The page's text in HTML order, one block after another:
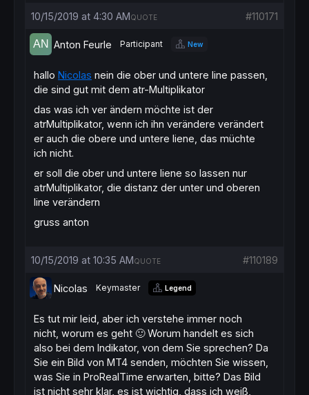
10/15/2019 at 4:30 AM #110171
QUOTE
Anton Feurle Participant New
hallo Nicolas nein die ober und untere line passen,
die sind gut mit dem atr-Multiplikator
das was ich ver ändern möchte ist der
atrMultiplikator, wenn ich ihn verändere verändert
er auch die obere und untere liene, das müchte
ich nicht.
er soll die ober und untere liene so lassen nur
atrMultiplikator, die distanz der unter und oberen
line verändern
gruss anton
10/15/2019 at 10:35 AM #110189
QUOTE
Nicolas Keymaster Legend
Es tut mir leid, aber ich verstehe immer noch
nicht, worum es geht 🙂 Worum handelt es sich
also bei dem Indikator, von dem Sie sprechen? Da
Sie ein Bild von MT4 senden, möchten Sie wissen,
was Sie in ProRealTime erwarten, bitte? Das Bild
ist nicht sehr klar, es ist wichtig, dass ich weiß,